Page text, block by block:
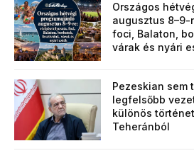
Országos
augusztus 8–9-
foci, Balaton,
várak és nyári
Pezeskian sem
legfelsőbb
különös
Teheránból